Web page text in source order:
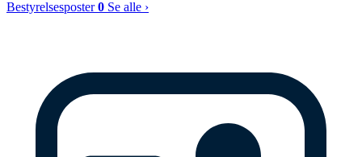
Bestyrelsesposter0 Se alle ›